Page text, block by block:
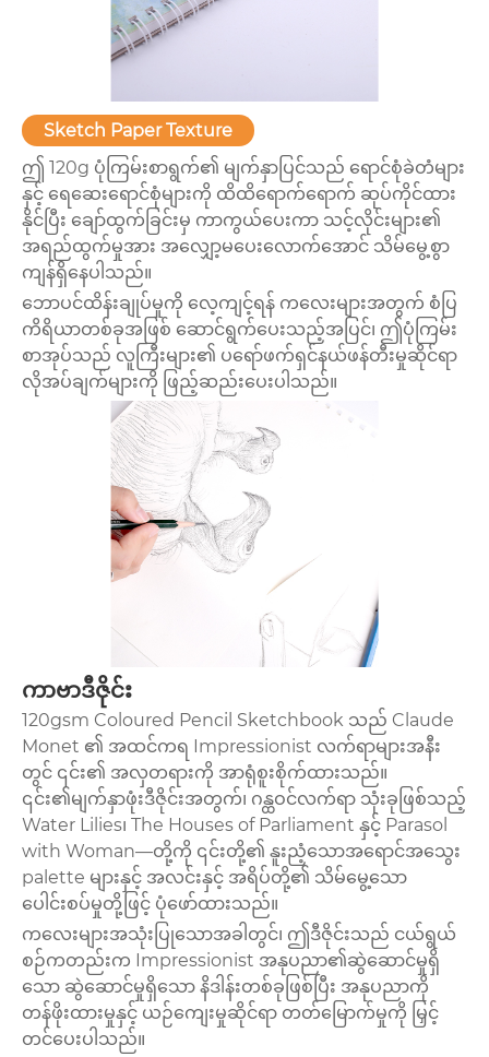
Sketch Paper Texture
ဤ 120g ပုံကြမ်းစာရွက်၏ မျက်နှာပြင်သည် ရောင်စုံခဲတံများ
နှင့် ရေဆေးရောင်စုံများကို ထိထိရောက်ရောက် ဆုပ်ကိုင်ထား
နိုင်ပြီး ချော်ထွက်ခြင်းမှ ကာကွယ်ပေးကာ သင့်လိုင်းများ၏
အရည်ထွက်မှုအား အလျှော့မပေးလောက်အောင် သိမ်မွေ့စွာ
ကျန်ရှိနေပါသည်။
ဘောပင်ထိန်းချုပ်မှုကို လေ့ကျင့်ရန် ကလေးများအတွက် စံပြ
ကိရိယာတစ်ခုအဖြစ် ဆောင်ရွက်ပေးသည့်အပြင်၊ ဤပုံကြမ်း
စာအုပ်သည် လူကြီးများ၏ ပရော်ဖက်ရှင်နယ်ဖန်တီးမှုဆိုင်ရာ
လိုအပ်ချက်များကို ဖြည့်ဆည်းပေးပါသည်။
ကာဗာဒီဇိုင်း
120gsm Coloured Pencil Sketchbook သည် Claude
Monet ၏ အထင်ကရ Impressionist လက်ရာများအနီး
တွင် ၎င်း၏ အလှတရားကို အာရုံစူးစိုက်ထားသည်။
၎င်း၏မျက်နှာဖုံးဒီဇိုင်းအတွက်၊ ဂန္ထဝင်လက်ရာ သုံးခုဖြစ်သည့်
Water Lilies၊ The Houses of Parliament နှင့် Parasol
with Woman—တို့ကို ၎င်းတို့၏ နူးညံ့သောအရောင်အသွေး
palette များနှင့် အလင်းနှင့် အရိပ်တို့၏ သိမ်မွေ့သော
ပေါင်းစပ်မှုတို့ဖြင့် ပုံဖော်ထားသည်။
ကလေးများအသုံးပြုသောအခါတွင်၊ ဤဒီဇိုင်းသည် ငယ်ရွယ်
စဉ်ကတည်းက Impressionist အနုပညာ၏ဆွဲဆောင်မှုရှိ
သော ဆွဲဆောင်မှုရှိသော နိဒါန်းတစ်ခုဖြစ်ပြီး အနုပညာကို
တန်ဖိုးထားမှုနှင့် ယဉ်ကျေးမှုဆိုင်ရာ တတ်မြောက်မှုကို မြှင့်
တင်ပေးပါသည်။